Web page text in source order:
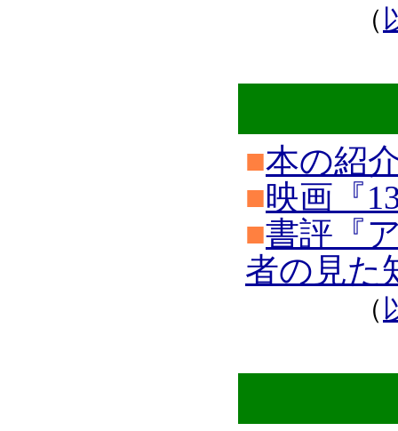
（
■本の紹
■映画『
■書評『
者の見た
（